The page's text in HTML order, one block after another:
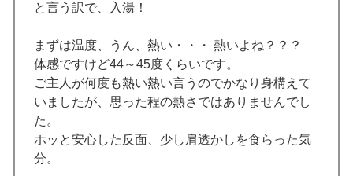
と言う訳で、入湯！
まずは温度、うん、熱い・・・ 熱いよね？？？
体感ですけど44～45度くらいです。
ご主人が何度も熱い熱い言うのでかなり身構えて
いましたが、思った程の熱さではありませんでし
た。
ホッと安心した反面、少し肩透かしを食らった気
分。